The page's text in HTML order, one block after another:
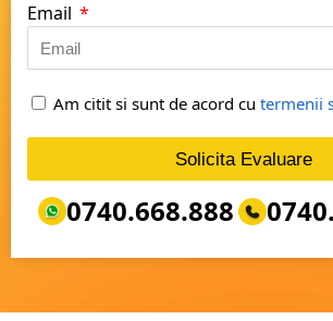
Email
Am citit si sunt de acord cu termenii
Solicita Evaluare
0740.668.888